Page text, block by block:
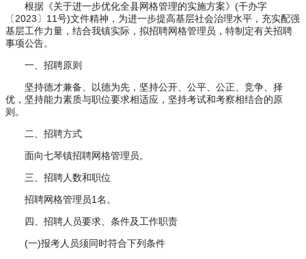
根据《关于进一步优化全县网格管理的实施方案》(干办字
〔2023〕11号)文件精神，为进一步提高基层社会治理水平，充实配强
基层工作力量，结合我镇实际，拟招聘网格管理员，特制定有关招聘
事项公告。
一、招聘原则
坚持德才兼备、以德为先，坚持公开、公平、公正、竞争、择
优，坚持能力素质与职位要求相适应，坚持考试和考察相结合的原
则。
二、招聘方式
面向七琴镇招聘网格管理员。
三、招聘人数和职位
招聘网格管理员1名。
四、招聘人员要求、条件及工作职责
(一)报考人员须同时符合下列条件